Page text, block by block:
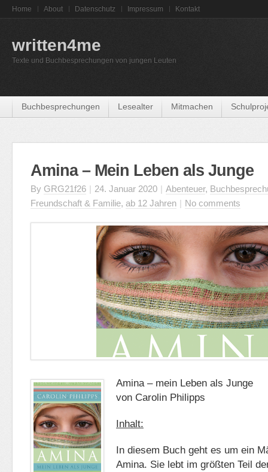
Home About Datenschutz Impressum Kontakt
written4me
Texte und Buchbesprechungen von jungen Leuten
Buchbesprechungen Lesealter Mitmachen
Amina – Mein Leben als Junge
By GRG21f26 | 24. Januar 2020 | Abenteuer,
Freundschaft & Familie, ab 12 Jahren | No comments
Amina – mein Leben als Junge
von Carolin Philipps
Inhalt:
In diesem Buch geht es um ein
Amina. Sie lebt im größten Teil